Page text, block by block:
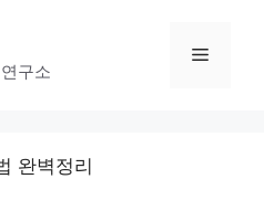
구소
메